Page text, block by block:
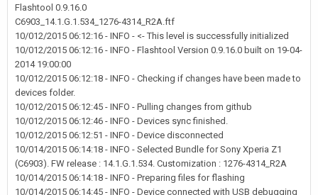
Flashtool 0.9.16.0
C6903_14.1.G.1.534_1276-4314_R2A.ftf
10/012/2015 06:12:16 - INFO - <- This level is successfully initialized
10/012/2015 06:12:16 - INFO - Flashtool Version 0.9.16.0 built on 19-04-
2014 19:00:00
10/012/2015 06:12:18 - INFO - Checking if changes have been made to
devices folder.
10/012/2015 06:12:45 - INFO - Pulling changes from github
10/012/2015 06:12:46 - INFO - Devices sync finished.
10/012/2015 06:12:51 - INFO - Device disconnected
10/014/2015 06:14:18 - INFO - Selected Bundle for Sony Xperia Z1
(C6903). FW release : 14.1.G.1.534. Customization : 1276-4314_R2A
10/014/2015 06:14:18 - INFO - Preparing files for flashing
10/014/2015 06:14:45 - INFO - Device connected with USB debugging